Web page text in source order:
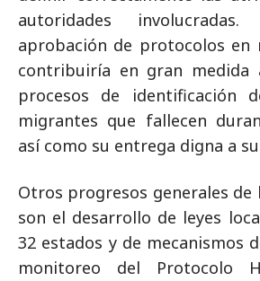
autoridades
aprobación de protocolos en
contribuiría en gran medida
procesos de identificación
migrantes que fallecen
así como su entrega digna a
Otros progresos generales de
son el desarrollo de leyes
32 estados y de mecanismos
monitoreo del Protocolo